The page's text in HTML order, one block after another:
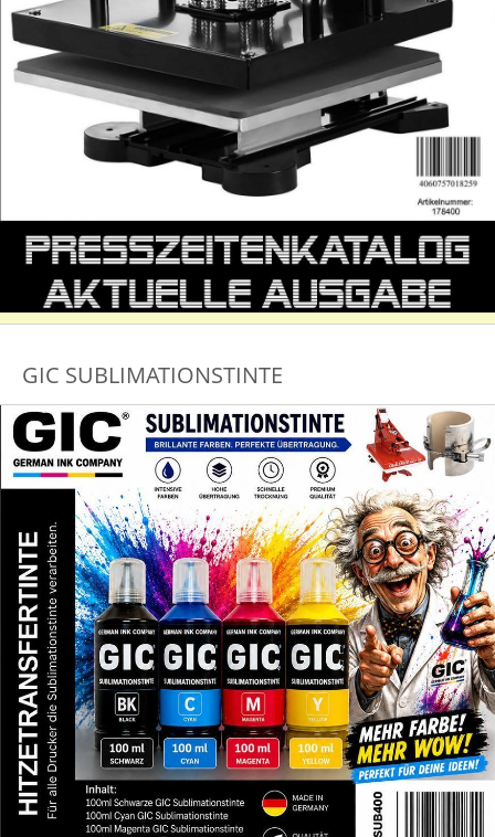
GIC SUBLIMATIONSTINTE